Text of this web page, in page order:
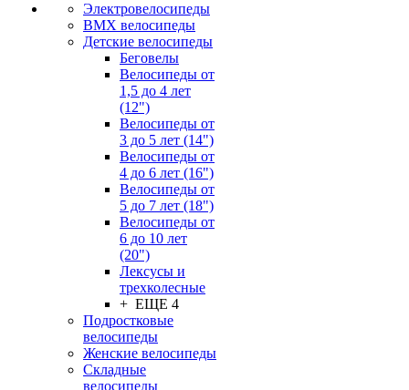
Электровелосипеды
BMX велосипеды
Детские велосипеды
Беговелы
Велосипеды от
1,5 до 4 лет
(12")
Велосипеды от
3 до 5 лет (14")
Велосипеды от
4 до 6 лет (16")
Велосипеды от
5 до 7 лет (18")
Велосипеды от
6 до 10 лет
(20")
Лексусы и
трехколесные
+ ЕЩЕ 4
Подростковые
велосипеды
Женские велосипеды
Складные
велосипеды